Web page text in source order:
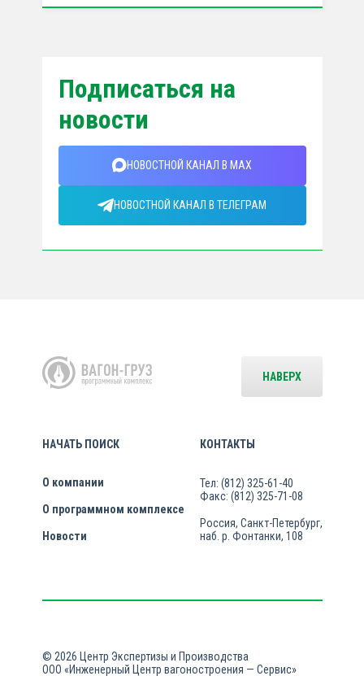
Подписаться на
новости
НОВОСТНОЙ КАНАЛ В MAX
НОВОСТНОЙ КАНАЛ В ТЕЛЕГРАМ
НАЧАТЬ ПОИСК
О компании
О программном комплексе
Новости
КОНТАКТЫ
Тел: (812) 325-61-40
Факс: (812) 325-71-08
Россия, Санкт-Петербург,
наб. р. Фонтанки, 108
НАВЕРХ
© 2026 Центр Экспертизы и Производства
ООО «Инженерный Центр вагоностроения — Сервис»